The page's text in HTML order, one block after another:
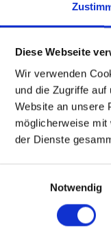
Diese Webseite
Wir verwenden
und die Zugriffe
Website an unsere
möglicherweise
der Dienste
Notwendig
T-Shirt
29,95 €